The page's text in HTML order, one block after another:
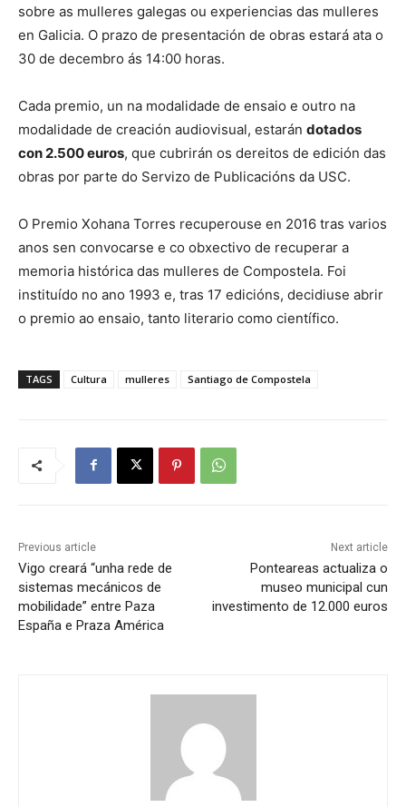
sobre as mulleres galegas ou experiencias das mulleres
en Galicia. O prazo de presentación de obras estará ata o
30 de decembro ás 14:00 horas.
Cada premio, un na modalidade de ensaio e outro na
modalidade de creación audiovisual, estarán dotados
con 2.500 euros, que cubrirán os dereitos de edición das
obras por parte do Servizo de Publicacións da USC.
O Premio Xohana Torres recuperouse en 2016 tras varios
anos sen convocarse e co obxectivo de recuperar a
memoria histórica das mulleres de Compostela. Foi
instituído no ano 1993 e, tras 17 edicións, decidiuse abrir
o premio ao ensaio, tanto literario como científico.
TAGS Cultura mulleres Santiago de Compostela
Previous article
Vigo creará “unha rede de
sistemas mecánicos de
mobilidade” entre Paza
España e Praza América
Next article
Ponteareas actualiza o
museo municipal cun
investimento de 12.000 euros